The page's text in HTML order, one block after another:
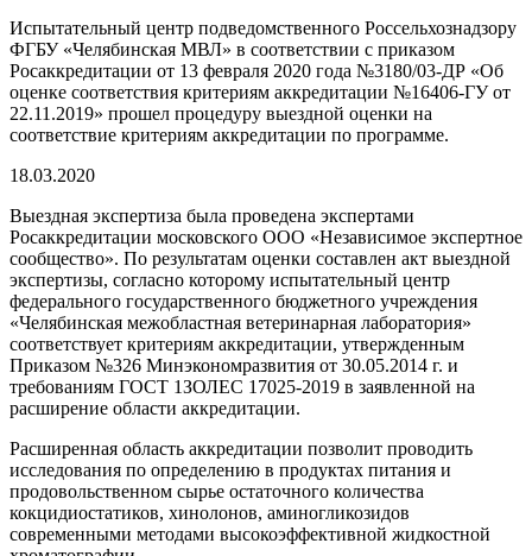
Испытательный центр подведомственного Россельхознадзору
ФГБУ «Челябинская МВЛ» в соответствии с приказом
Росаккредитации от 13 февраля 2020 года №3180/03-ДР «Об
оценке соответствия критериям аккредитации №16406-ГУ от
22.11.2019» прошел процедуру выездной оценки на
соответствие критериям аккредитации по программе.
18.03.2020
Выездная экспертиза была проведена экспертами
Росаккредитации московского ООО «Независимое экспертное
сообщество». По результатам оценки составлен акт выездной
экспертизы, согласно которому испытательный центр
федерального государственного бюджетного учреждения
«Челябинская межобластная ветеринарная лаборатория»
соответствует критериям аккредитации, утвержденным
Приказом №326 Минэкономразвития от 30.05.2014 г. и
требованиям ГОСТ 1ЗОЛЕС 17025-2019 в заявленной на
расширение области аккредитации.
Расширенная область аккредитации позволит проводить
исследования по определению в продуктах питания и
продовольственном сырье остаточного количества
кокцидиостатиков, хинолонов, аминогликозидов
современными методами высокоэффективной жидкостной